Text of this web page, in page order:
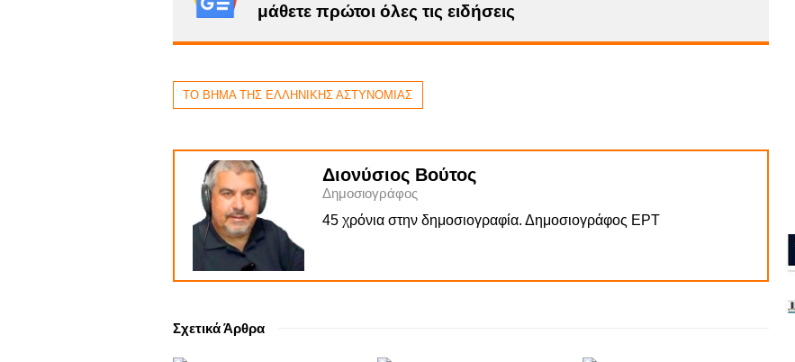
μάθετε πρώτοι όλες τις ειδήσεις
ΤΟ ΒΗΜΑ ΤΗΣ ΕΛΛΗΝΙΚΗΣ ΑΣΤΥΝΟΜΙΑΣ
Διονύσιος Βούτος
Δημοσιογράφος
45 χρόνια στην δημοσιογραφία. Δημοσιογράφος ΕΡΤ
Σχετικά Άρθρα